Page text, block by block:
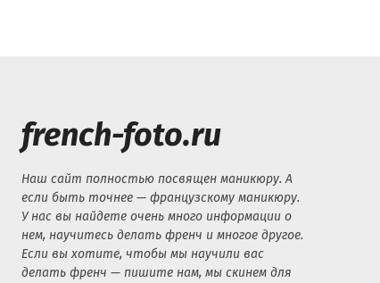
french-foto.ru
Наш сайт полностью посвящен маникюру. А
если быть точнее — французскому маникюру.
У нас вы найдете очень много информации о
нем, научитесь делать френч и многое другое.
Если вы хотите, чтобы мы научили вас
делать френч — пишите нам, мы скинем для